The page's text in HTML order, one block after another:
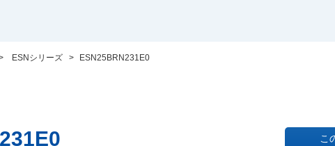
ESNシリーズ > ESN25BRN231E0
こ